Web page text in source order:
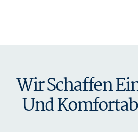
Wir Schaffen
Und